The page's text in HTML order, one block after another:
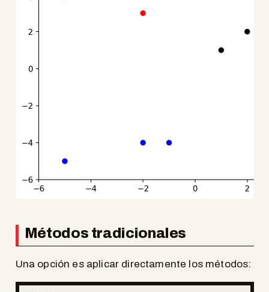
Métodos tradicionales
Una opción es aplicar directamente los métodos: